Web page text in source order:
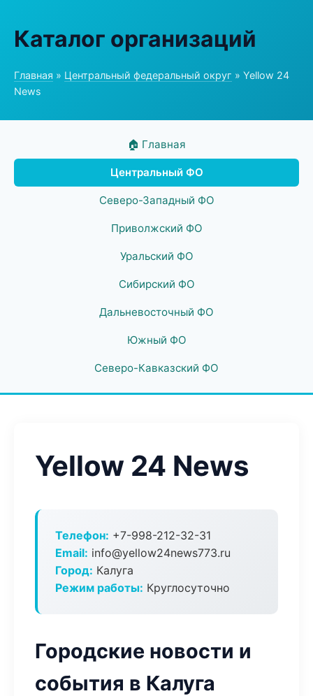
Каталог организаций
Главная » Центральный федеральный округ » Yellow 24
News
🏠 Главная
Центральный ФО
Северо-Западный ФО
Приволжский ФО
Уральский ФО
Сибирский ФО
Дальневосточный ФО
Южный ФО
Северо-Кавказский ФО
Yellow 24 News
Телефон: +7-998-212-32-31
Email: info@yellow24news773.ru
Город: Калуга
Режим работы: Круглосуточно
Городские новости и
события в Калуга